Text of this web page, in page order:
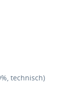
technisch)